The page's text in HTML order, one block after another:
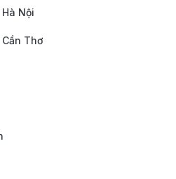
tuyệt vời để ngắm cảnh núi
Vào cuối tuần, cầu có màn
in ưa thích của du
Nội
Thơ